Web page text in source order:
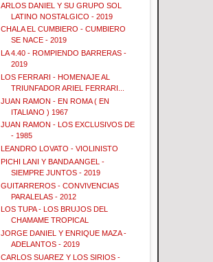
ARLOS DANIEL Y SU GRUPO SOL
LATINO NOSTALGICO - 2019
CHALA EL CUMBIERO - CUMBIERO
SE NACE - 2019
LA 4.40 - ROMPIENDO BARRERAS -
2019
LOS FERRARI - HOMENAJE AL
TRIUNFADOR ARIEL FERRARI...
JUAN RAMON - EN ROMA ( EN
ITALIANO ) 1967
JUAN RAMON - LOS EXCLUSIVOS DE
- 1985
LEANDRO LOVATO - VIOLINISTO
PICHI LANI Y BANDA ANGEL -
SIEMPRE JUNTOS - 2019
GUITARREROS - CONVIVENCIAS
PARALELAS - 2012
LOS TUPA - LOS BRUJOS DEL
CHAMAME TROPICAL
JORGE DANIEL Y ENRIQUE MAZA -
ADELANTOS - 2019
CARLOS SUAREZ Y LOS SIRIOS -